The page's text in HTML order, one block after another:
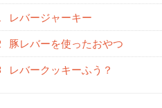
レバージャーキー
豚レバーを使ったおやつ
レバークッキーふう？